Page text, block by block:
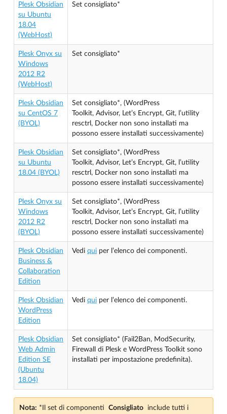
Plesk Obsidian
su Ubuntu
18.04
(WebHost)
Set consigliato*
Plesk Onyx su
Windows
2012 R2
(WebHost)
Set consigliato*
Plesk Obsidian
su CentOS 7
(BYOL)
Set consigliato*, (WordPress
Toolkit, Advisor, Let’s Encrypt, Git, l’utility
resctrl, Docker non sono installati ma
possono essere installati successivamente)
Plesk Obsidian
su Ubuntu
18.04 (BYOL)
Set consigliato*, (WordPress
Toolkit, Advisor, Let’s Encrypt, Git, l’utility
resctrl, Docker non sono installati ma
possono essere installati successivamente)
Plesk Onyx su
Windows
2012 R2
(BYOL)
Set consigliato*, (WordPress
Toolkit, Advisor, Let’s Encrypt, Git, l’utility
resctrl, Docker non sono installati ma
possono essere installati successivamente)
Plesk Obsidian
Business &
Collaboration
Edition
Vedi qui per l’elenco dei componenti.
Plesk Obsidian
WordPress
Edition
Vedi qui per l’elenco dei componenti.
Plesk Obsidian
Web Admin
Edition SE
(Ubuntu
18.04)
Set consigliato* (Fail2Ban, ModSecurity,
Firewall di Plesk e WordPress Toolkit sono
installati per impostazione predefinita).
Nota: *Il set di componenti Consigliato include tutti i